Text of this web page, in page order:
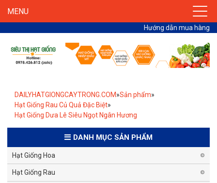
MENU
Hướng dẫn mua hàng
DAILYHATGIONGCAYTRONG.COM»Sản phẩm»
Hạt Giống Rau Củ Quả Đặc Biệt»
Hạt Giống Dưa Lê Siêu Ngọt Ngân Hương
DANH MỤC SẢN PHẨM
Hạt Giống Hoa
Hạt Giống Rau